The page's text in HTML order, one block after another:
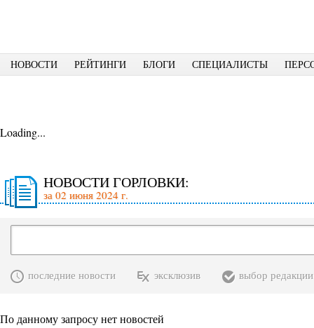
НОВОСТИ РЕЙТИНГИ БЛОГИ СПЕЦИАЛИСТЫ
Loading...
НОВОСТИ ГОРЛОВКИ:
за 02 июня 2024 г.
последние новости эксклюзив выбор редакции
По данному запросу нет новостей